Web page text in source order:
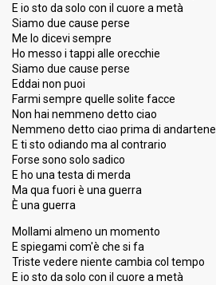
E io sto da solo con il cuore a metà
Siamo due cause perse
Me Io dicevi sempre
Ho messo i tappi alle orecchie
Siamo due cause perse
Eddai non puoi
Farmi sempre quelle solite facce
Non hai nemmeno detto ciao
Nemmeno detto ciao prima di andartene
E ti sto odiando ma al contrario
Forse sono solo sadico
E ho una testa di merda
Ma qua fuori è una guerra
È una guerra
Mollami almeno un momento
E spiegami com'è che si fa
Triste vedere niente cambia col tempo
E io sto da solo con il cuore a metà